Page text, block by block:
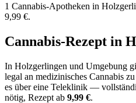
1 Cannabis-Apotheken in
9,99 €.
Cannabis-Rezept in
In Holzgerlingen und Umgebung
legal an medizinisches Cannabis
es über eine Teleklinik —
nötig, Rezept ab 9,99 €.